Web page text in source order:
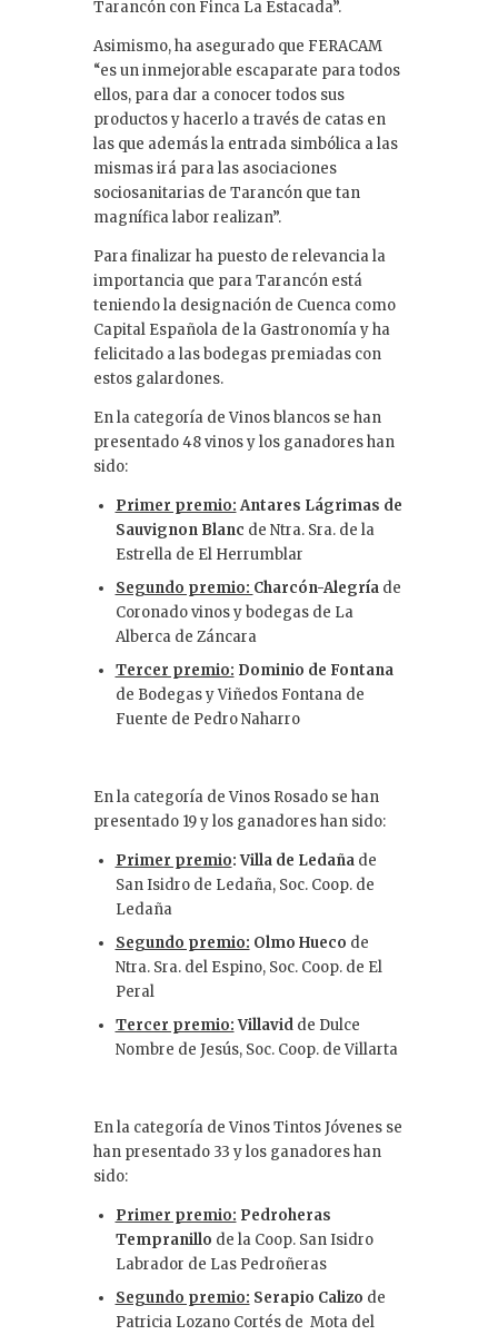
Tarancón con Finca La Estacada”.
Asimismo, ha asegurado que FERACAM
“es un inmejorable escaparate para todos
ellos, para dar a conocer todos sus
productos y hacerlo a través de catas en
las que además la entrada simbólica a las
mismas irá para las asociaciones
sociosanitarias de Tarancón que tan
magnífica labor realizan”.
Para finalizar ha puesto de relevancia la
importancia que para Tarancón está
teniendo la designación de Cuenca como
Capital Española de la Gastronomía y ha
felicitado a las bodegas premiadas con
estos galardones.
En la categoría de Vinos blancos se han
presentado 48 vinos y los ganadores han
sido:
Primer premio:Antares Lágrimas de
Sauvignon Blanc de Ntra. Sra. de la
Estrella de El Herrumblar
Segundo premio: Charcón-Alegría de
Coronado vinos y bodegas de La
Alberca de Záncara
Tercer premio: Dominio de Fontana
de Bodegas y Viñedos Fontana de
Fuente de Pedro Naharro
En la categoría de Vinos Rosado se han
presentado 19 y los ganadores han sido:
Primer premio: Villa de Ledaña de
San Isidro de Ledaña, Soc. Coop. de
Ledaña
Segundo premio: Olmo Hueco de
Ntra. Sra. del Espino, Soc. Coop. de El
Peral
Tercer premio:Villavid de Dulce
Nombre de Jesús, Soc. Coop. de Villarta
En la categoría de Vinos Tintos Jóvenes se
han presentado 33 y los ganadores han
sido:
Primer premio: Pedroheras
Tempranillo de la Coop. San Isidro
Labrador de Las Pedroñeras
Segundo premio: Serapio Calizo de
Patricia Lozano Cortés de Mota del